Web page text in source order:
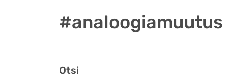
#analoogiamuutus
Otsi